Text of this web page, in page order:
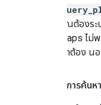
คุณต้องระ
Maps ไ
ถูกต้อง น
ตัวอย่างการค้นหา